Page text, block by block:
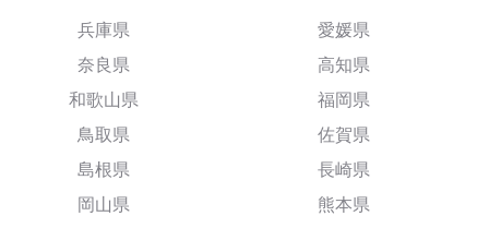
兵庫県
奈良県
和歌山県
鳥取県
島根県
岡山県
愛媛県
高知県
福岡県
佐賀県
長崎県
熊本県